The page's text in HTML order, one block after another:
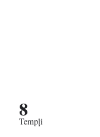
8
Tempļi